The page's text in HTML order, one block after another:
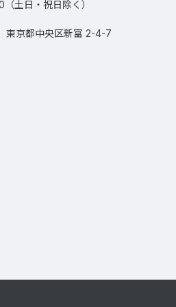
土日・祝日除く）
東京都中央区新富 2-4-7